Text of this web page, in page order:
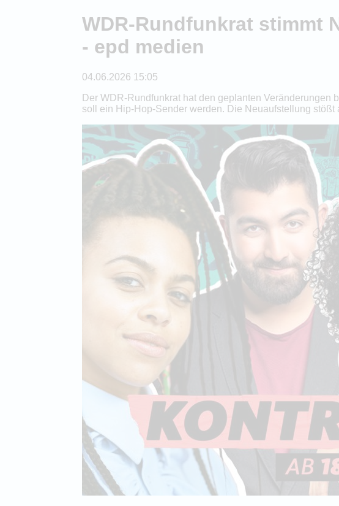
WDR-Rundfunkrat stimmt
- epd medien
04.06.2026 15:05
Der WDR-Rundfunkrat hat den geplanten
soll ein Hip-Hop-Sender werden. Die Neuaufstellung stößt